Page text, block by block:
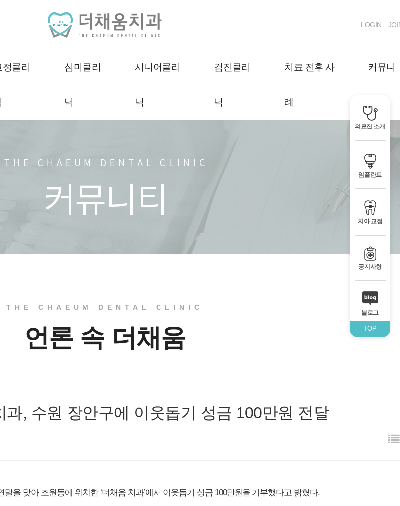
LOGIN
정클리 심미클리
닉
시니어클리
닉
검진클리
닉
치료 전후 사
례
커뮤니
의료진 소개
임플란트
치아 교정
공지사항
블로그
TOP
THE CHAEUM DENTAL CLINIC
언론 속 더채움
, 수원 장안구에 이웃돕기 성금 100만원 전달
을 맞아 조원동에 위치한 ‘더채움 치과’에서 이웃돕기 성금 100만원을 기부했다고 밝혔다.